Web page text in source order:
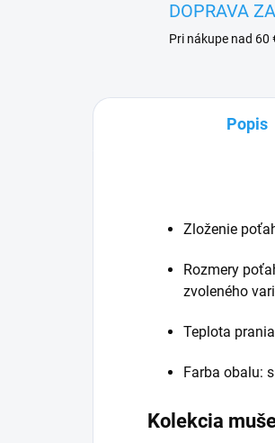
DOPRAVA
Pri nákupe nad
Popis
Zloženie
Rozmery
zvoleného
Teplota
Farba obalu:
Kolekcia